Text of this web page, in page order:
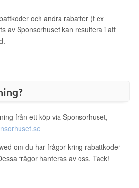
och andra rabatter (t ex
av Sponsorhuset kan resultera i att
från ett köp via Sponsorhuset,
om du har frågor kring rabattkoder
frågor hanteras av oss. Tack!